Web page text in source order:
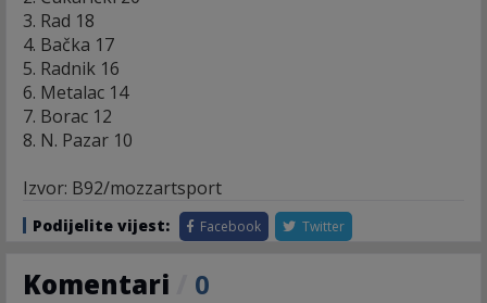
3. Rad 18
4. Bačka 17
5. Radnik 16
6. Metalac 14
7. Borac 12
8. N. Pazar 10
Izvor: B92/mozzartsport
Podijelite vijest: Facebook Twitter
Komentari 0